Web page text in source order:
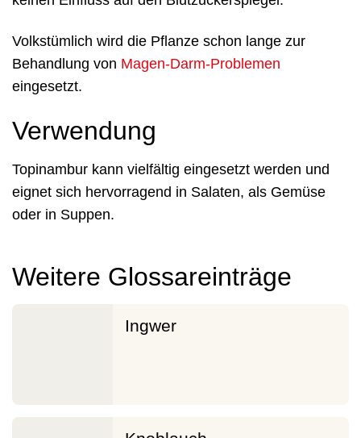
Volkstümlich wird die Pflanze schon lange zur
Behandlung von Magen-Darm-Problemen
eingesetzt.
Verwendung
Topinambur kann vielfältig eingesetzt werden und
eignet sich hervorragend in Salaten, als Gemüse
oder in Suppen.
Weitere Glossareinträge
Ingwer